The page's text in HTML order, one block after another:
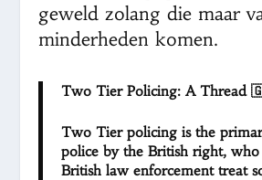
geweld zolang die maar
minderheden komen.
Two Tier Policing: A Thread
Two Tier policing is the
police by the British right,
British law enforcement treat